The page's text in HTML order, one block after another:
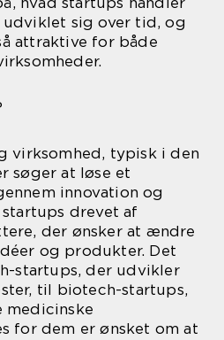
udviklet sig over tid, og
attraktive for både
virksomhed, typisk i den
søger at løse et
innovation og
drevet af
der ønsker at ændre
og produkter. Det
startups, der udvikler
til biotech-startups,
medicinske
for dem er ønsket om at